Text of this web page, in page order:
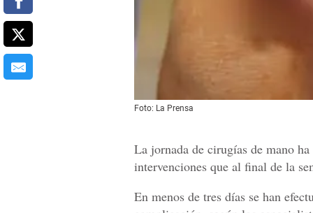
Foto: La Prensa
La jornada de cirugías de mano
intervenciones que al final de la
En menos de tres días se han